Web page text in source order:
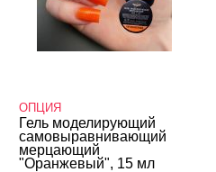
ОПЦИЯ
Гель моделирующий
самовыравнивающий
мерцающий
"Оранжевый", 15 мл